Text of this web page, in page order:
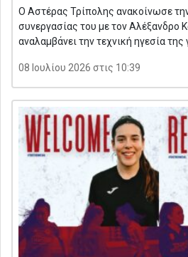
Ο Αστέρας Τρίπολης ανακοίνωσε
συνεργασίας του με τον Αλέξανδρο
αναλαμβάνει την τεχνική ηγεσία της
08 Ιουλίου 2026 στις 10:39